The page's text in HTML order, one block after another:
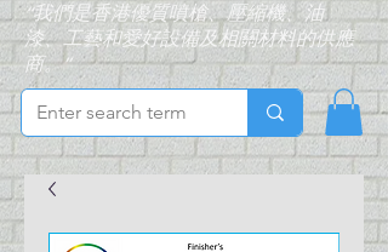
“我們是香港優質噴槍、壓縮機、油
漆、工藝和愛好設備及相關材料的供應
商。”